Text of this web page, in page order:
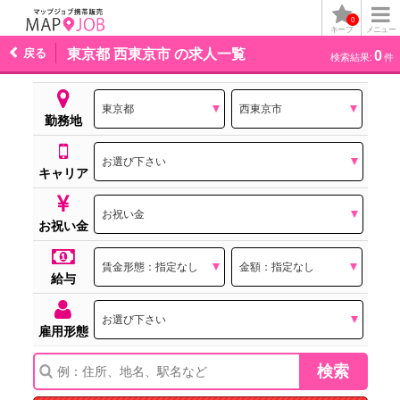
メニュー
キープ
0
東京都 西東京市 の求人一覧
戻る 検索結果: 0件
勤務地
キャリア
お祝い金
給与
雇用形態